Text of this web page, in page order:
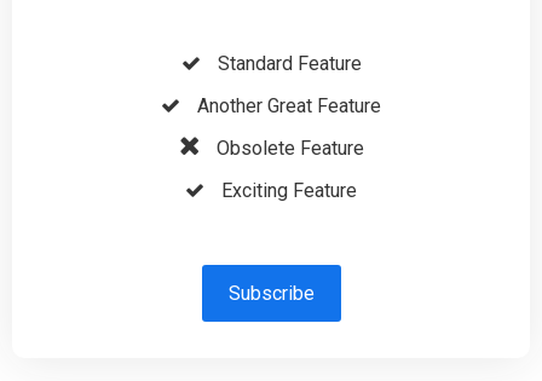
Standard Feature
Another Great Feature
Obsolete Feature
Exciting Feature
Subscribe